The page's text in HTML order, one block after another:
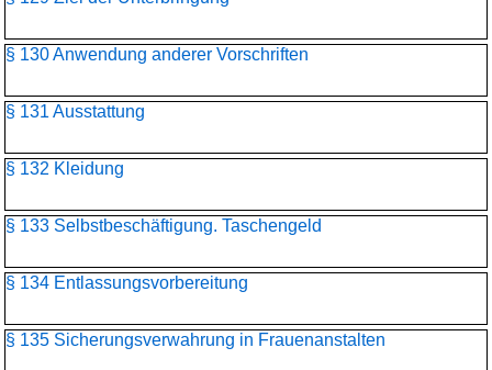
§ 130 Anwendung anderer Vorschriften
§ 131 Ausstattung
§ 132 Kleidung
§ 133 Selbstbeschäftigung. Taschengeld
§ 134 Entlassungsvorbereitung
§ 135 Sicherungsverwahrung in Frauenanstalten